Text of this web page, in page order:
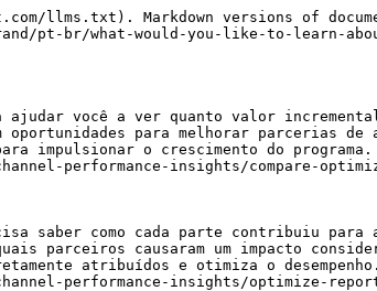
llms.txt). Markdown versions of
pt-br/what-would-you-like-to-learn-
você a ver quanto valor
oportunidades para melhorar parcerias
impulsionar o crescimento do
performance-insights/compare-
saber como cada parte contribuiu
parceiros causaram um impacto
atribuídos e otimiza o
performance-insights/optimize-